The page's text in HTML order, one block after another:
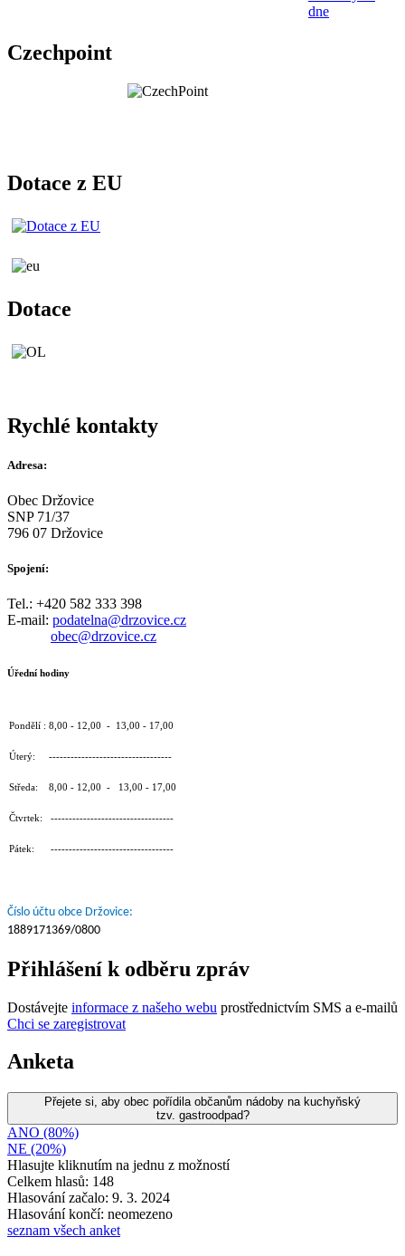
dne
Czechpoint
Dotace z EU
Dotace
Rychlé kontakty
Adresa:
Obec Držovice
SNP 71/37
796 07 Držovice
Spojení:
Tel.: +420 582 333 398
E-mail: podatelna@drzovice.cz
obec@drzovice.cz
Úřední hodiny
Pondělí : 8,00 - 12,00 - 13,00 - 17,00
Úterý: ----------------------------------
Středa: 8,00 - 12,00 - 13,00 - 17,00
Čtvrtek: ----------------------------------
Pátek: ----------------------------------
Číslo účtu obce Držovice:
1889171369/0800
Přihlášení k odběru zpráv
Dostávejte informace z našeho webu prostřednictvím SMS a e-mailů
Chci se zaregistrovat
Anketa
Přejete si, aby obec pořídila občanům nádoby na kuchyňský
tzv. gastroodpad?
ANO (80%)
NE (20%)
Hlasujte kliknutím na jednu z možností
Celkem hlasů: 148
Hlasování začalo: 9. 3. 2024
Hlasování končí: neomezeno
seznam všech anket